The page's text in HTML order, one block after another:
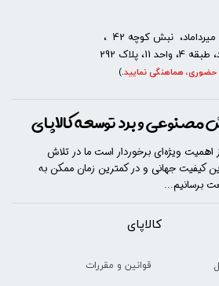
​​کالاپای
قوانین و مقررات
و برد توسعه کالاپای
اهمیت ویژه‌ای برخوردار است ما در تلاش
کیفیت جهانی و در کمترین زمان ممکن به
برسانیم...
نبش کوچه 42 ،
پلاک 292
حضوری، هماهنگی نمایید.
)